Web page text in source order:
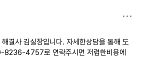
결사 김실장입니다. 자세한상담을 통해 도
8236-4757로 연락주시면 저렴한비용에